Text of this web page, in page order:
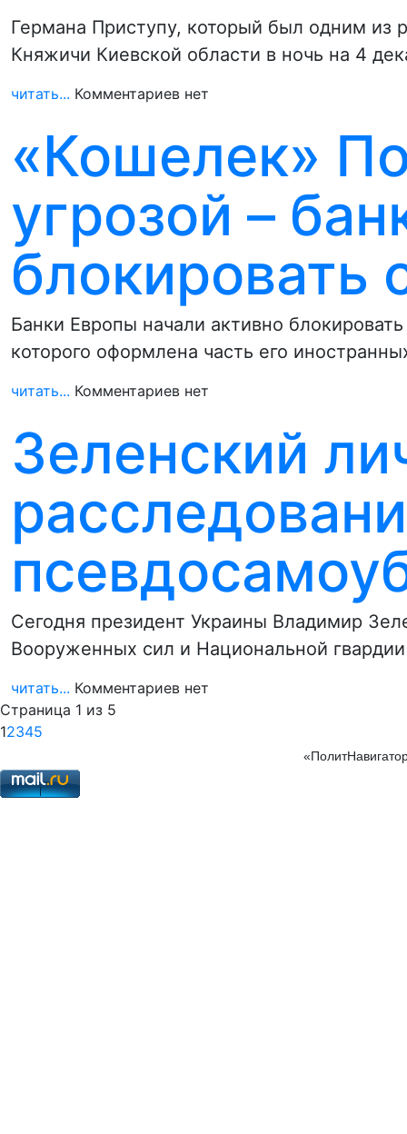
Германа Приступу, который был одним из
Княжичи Киевской области в ночь на 4
читать... Комментариев нет
«Кошелек»
угрозой –
блокировать
Банки Европы начали активно
которого оформлена часть его
читать... Комментариев нет
Зеленский
Сегодня президент Украины Владимир
Вооруженных сил и Национальной
читать... Комментариев нет
Страница 1 из 5
12345